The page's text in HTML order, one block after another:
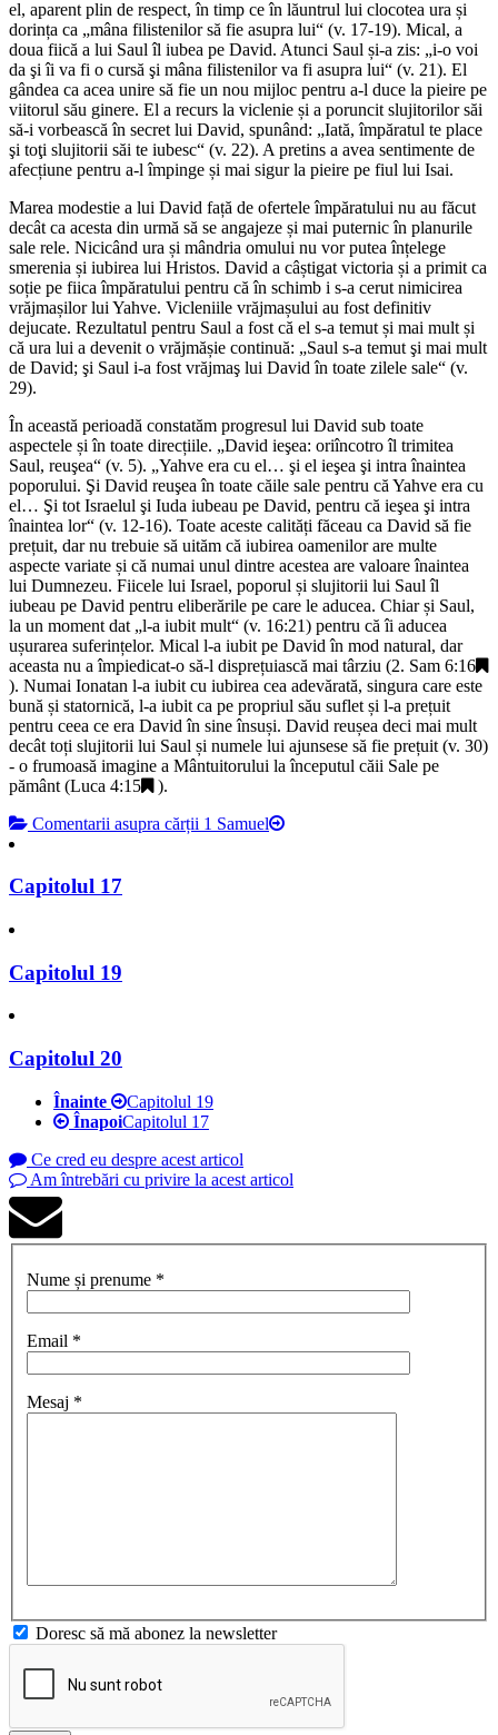
el, aparent plin de respect, în timp ce în lăuntrul lui clocotea ura și
dorința ca „mâna filistenilor să fie asupra lui“ (v. 17-19). Mical, a
doua fiică a lui Saul îl iubea pe David. Atunci Saul și-a zis: „i-o voi
da şi îi va fi o cursă şi mâna filistenilor va fi asupra lui“ (v. 21). El
gândea ca acea unire să fie un nou mijloc pentru a-l duce la pieire pe
viitorul său ginere. El a recurs la viclenie și a poruncit slujitorilor săi
să-i vorbească în secret lui David, spunând: „Iată, împăratul te place
şi toţi slujitorii săi te iubesc“ (v. 22). A pretins a avea sentimente de
afecțiune pentru a-l împinge și mai sigur la pieire pe fiul lui Isai.
Marea modestie a lui David față de ofertele împăratului nu au făcut
decât ca acesta din urmă să se angajeze și mai puternic în planurile
sale rele. Nicicând ura și mândria omului nu vor putea înțelege
smerenia și iubirea lui Hristos. David a câștigat victoria și a primit ca
soție pe fiica împăratului pentru că în schimb i s-a cerut nimicirea
vrăjmașilor lui Yahve. Vicleniile vrăjmașului au fost definitiv
dejucate. Rezultatul pentru Saul a fost că el s-a temut și mai mult și
că ura lui a devenit o vrăjmășie continuă: „Saul s-a temut şi mai mult
de David; şi Saul i-a fost vrăjmaş lui David în toate zilele sale“ (v.
29).
În această perioadă constatăm progresul lui David sub toate
aspectele și în toate direcțiile. „David ieşea: oriîncotro îl trimitea
Saul, reuşea“ (v. 5). „Yahve era cu el… şi el ieşea şi intra înaintea
poporului. Şi David reuşea în toate căile sale pentru că Yahve era cu
el… Şi tot Israelul şi Iuda iubeau pe David, pentru că ieşea şi intra
înaintea lor“ (v. 12-16). Toate aceste calități făceau ca David să fie
prețuit, dar nu trebuie să uităm că iubirea oamenilor are multe
aspecte variate și că numai unul dintre acestea are valoare înaintea
lui Dumnezeu. Fiicele lui Israel, poporul și slujitorii lui Saul îl
iubeau pe David pentru eliberările pe care le aducea. Chiar și Saul,
la un moment dat „l-a iubit mult“ (v. 16:21) pentru că îi aducea
ușurarea suferințelor. Mical l-a iubit pe David în mod natural, dar
aceasta nu a împiedicat-o să-l disprețuiască mai târziu (2. Sam 6:16
). Numai Ionatan l-a iubit cu iubirea cea adevărată, singura care este
bună și statornică, l-a iubit ca pe propriul său suflet și l-a prețuit
pentru ceea ce era David în sine însuși. David reușea deci mai mult
decât toți slujitorii lui Saul și numele lui ajunsese să fie prețuit (v. 30)
- o frumoasă imagine a Mântuitorului la începutul căii Sale pe
pământ (Luca 4:15
).
Comentarii asupra cărții 1 Samuel
Capitolul 17
Capitolul 19
Capitolul 20
Înainte
Capitolul 19
ÎnapoiCapitolul 17
Ce cred eu despre acest articol
Am întrebări cu privire la acest articol
Nume și prenume *
Email *
Mesaj *
Doresc să mă abonez la newsletter